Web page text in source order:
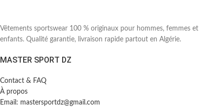
Vêtements sportswear 100 % originaux pour hommes, femmes et
enfants. Qualité garantie, livraison rapide partout en Algérie.
MASTER SPORT DZ
Contact & FAQ
À propos
Email: mastersportdz@gmail.com